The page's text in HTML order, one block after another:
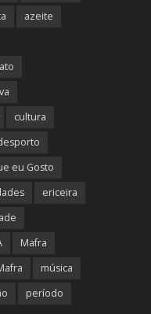
azeite
cultura
eu Gosto
ericeira
Mafra
música
período